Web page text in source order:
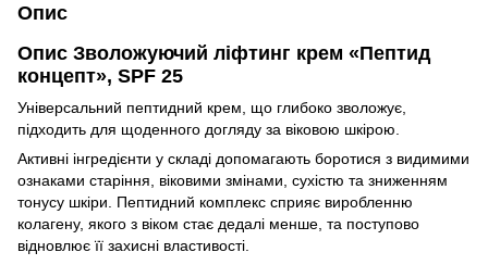
Опис
Опис Зволожуючий ліфтинг крем «Пептид
концепт», SPF 25
Універсальний пептидний крем, що глибоко зволожує,
підходить для щоденного догляду за віковою шкірою.
Активні інгредієнти у складі допомагають боротися з видимими
ознаками старіння, віковими змінами, сухістю та зниженням
тонусу шкіри. Пептидний комплекс сприяє виробленню
колагену, якого з віком стає дедалі менше, та поступово
відновлює її захисні властивості.